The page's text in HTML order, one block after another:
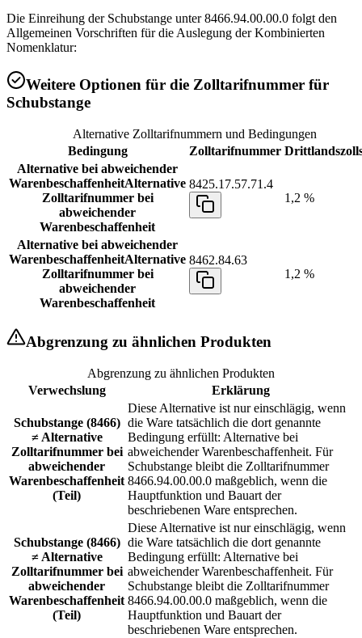
Die Einreihung der Schubstange unter 8466.94.00.00.0 folgt den
Allgemeinen Vorschriften für die Auslegung der Kombinierten
Nomenklatur:
Weitere Optionen für die Zolltarifnummer für
Schubstange
Alternative Zolltarifnummern und Bedingungen
Bedingung
Zolltarifnummer
Alternative bei abweichender
WarenbeschaffenheitAlternative
Zolltarifnummer bei
abweichender
Warenbeschaffenheit
8425.17.57.71.4
1,2 %
Alternative bei abweichender
WarenbeschaffenheitAlternative
Zolltarifnummer bei
abweichender
Warenbeschaffenheit
8462.84.63
1,2 %
Abgrenzung zu ähnlichen Produkten
Abgrenzung zu ähnlichen Produkten
Verwechslung
Erklärung
Schubstange (8466)
≠ Alternative
Zolltarifnummer bei
abweichender
Warenbeschaffenheit
(Teil)
Diese Alternative ist nur einschlägig, wenn
die Ware tatsächlich die dort genannte
Bedingung erfüllt: Alternative bei
abweichender Warenbeschaffenheit. Für
Schubstange bleibt die Zolltarifnummer
8466.94.00.00.0 maßgeblich, wenn die
Hauptfunktion und Bauart der
beschriebenen Ware entsprechen.
Schubstange (8466)
≠ Alternative
Zolltarifnummer bei
abweichender
Warenbeschaffenheit
(Teil)
Diese Alternative ist nur einschlägig, wenn
die Ware tatsächlich die dort genannte
Bedingung erfüllt: Alternative bei
abweichender Warenbeschaffenheit. Für
Schubstange bleibt die Zolltarifnummer
8466.94.00.00.0 maßgeblich, wenn die
Hauptfunktion und Bauart der
beschriebenen Ware entsprechen.